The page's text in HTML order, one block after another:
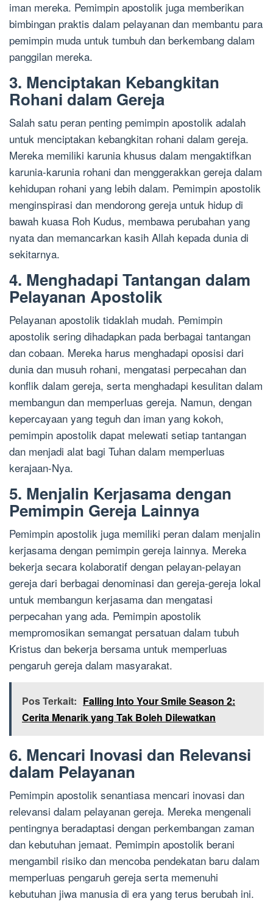
iman mereka. Pemimpin apostolik juga memberikan
bimbingan praktis dalam pelayanan dan membantu para
pemimpin muda untuk tumbuh dan berkembang dalam
panggilan mereka.
3. Menciptakan Kebangkitan
Rohani dalam Gereja
Salah satu peran penting pemimpin apostolik adalah
untuk menciptakan kebangkitan rohani dalam gereja.
Mereka memiliki karunia khusus dalam mengaktifkan
karunia-karunia rohani dan menggerakkan gereja dalam
kehidupan rohani yang lebih dalam. Pemimpin apostolik
menginspirasi dan mendorong gereja untuk hidup di
bawah kuasa Roh Kudus, membawa perubahan yang
nyata dan memancarkan kasih Allah kepada dunia di
sekitarnya.
4. Menghadapi Tantangan dalam
Pelayanan Apostolik
Pelayanan apostolik tidaklah mudah. Pemimpin
apostolik sering dihadapkan pada berbagai tantangan
dan cobaan. Mereka harus menghadapi oposisi dari
dunia dan musuh rohani, mengatasi perpecahan dan
konflik dalam gereja, serta menghadapi kesulitan dalam
membangun dan memperluas gereja. Namun, dengan
kepercayaan yang teguh dan iman yang kokoh,
pemimpin apostolik dapat melewati setiap tantangan
dan menjadi alat bagi Tuhan dalam memperluas
kerajaan-Nya.
5. Menjalin Kerjasama dengan
Pemimpin Gereja Lainnya
Pemimpin apostolik juga memiliki peran dalam menjalin
kerjasama dengan pemimpin gereja lainnya. Mereka
bekerja secara kolaboratif dengan pelayan-pelayan
gereja dari berbagai denominasi dan gereja-gereja lokal
untuk membangun kerjasama dan mengatasi
perpecahan yang ada. Pemimpin apostolik
mempromosikan semangat persatuan dalam tubuh
Kristus dan bekerja bersama untuk memperluas
pengaruh gereja dalam masyarakat.
Pos Terkait: Falling Into Your Smile Season 2:
Cerita Menarik yang Tak Boleh Dilewatkan
6. Mencari Inovasi dan Relevansi
dalam Pelayanan
Pemimpin apostolik senantiasa mencari inovasi dan
relevansi dalam pelayanan gereja. Mereka mengenali
pentingnya beradaptasi dengan perkembangan zaman
dan kebutuhan jemaat. Pemimpin apostolik berani
mengambil risiko dan mencoba pendekatan baru dalam
memperluas pengaruh gereja serta memenuhi
kebutuhan jiwa manusia di era yang terus berubah ini.